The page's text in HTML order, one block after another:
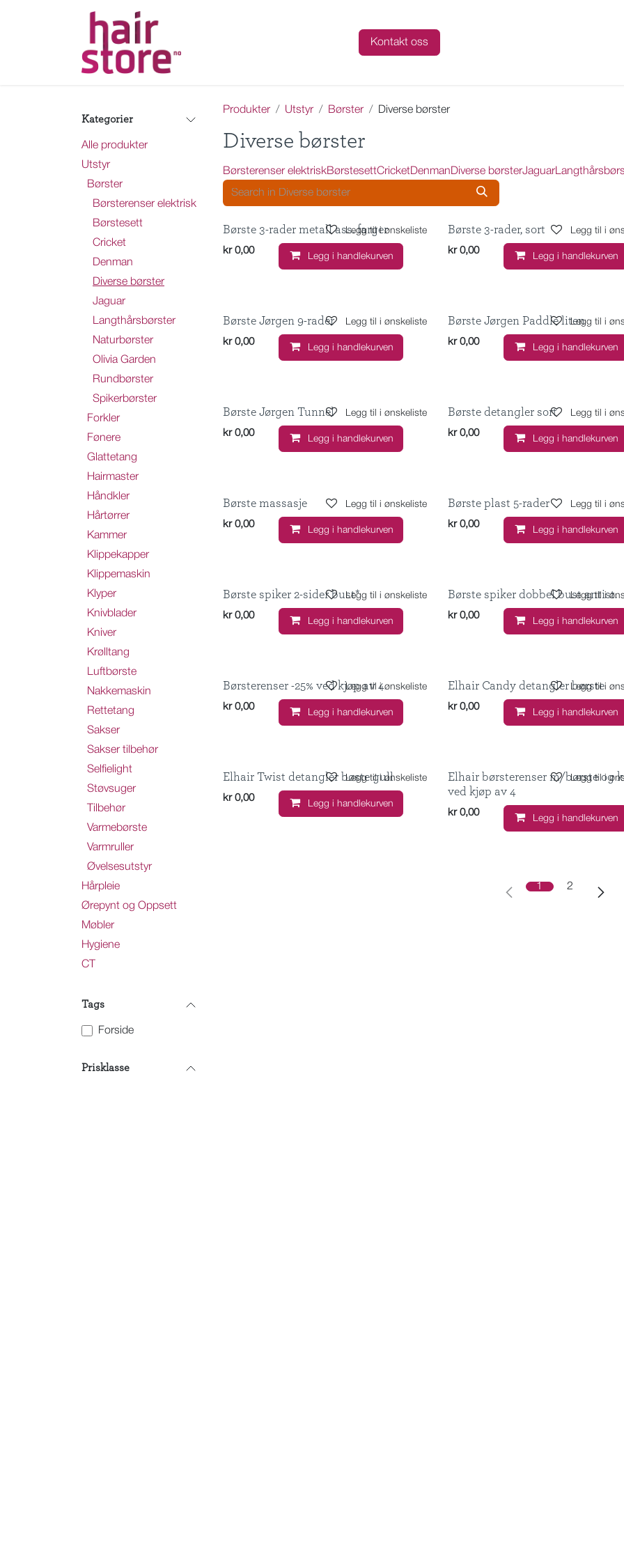
Kontakt oss
Kategorier
Alle produkter
Utstyr
Børster
Børsterenser elektrisk
Børstesett
Cricket
Denman
Diverse børster
Jaguar
Langthårsbørster
Naturbørster
Olivia Garden
Rundbørster
Spikerbørster
Forkler
Fønere
Glattetang
Hairmaster
Håndkler
Hårtørrer
Kammer
Klippekapper
Klippemaskin
Klyper
Knivblader
Kniver
Krølltang
Luftbørste
Nakkemaskin
Rettetang
Sakser
Sakser tilbehør
Selfielight
Støvsuger
Tilbehør
Varmebørste
Varmruller
Øvelsesutstyr
Hårpleie
Ørepynt og Oppsett
Møbler
Hygiene
CT
Tags
Forside
Prisklasse
Produkter Utstyr Børster Diverse børster
Diverse børster
Børsterenser elektriskBørstesettCricketDenman Diverse børsterJaguar
Børste 3-rader metall ass. farger
kr 0,00
Legg i handlekurven
Legg til i ønskeliste Børste 3-rader, sort
kr 0,00
Legg i handlekurven
Legg til i
Børste Jørgen 9-rader
kr 0,00
Legg i handlekurven
Legg til i ønskeliste Børste Jørgen Paddle liten
kr 0,00
Legg i handlekurven
Legg til i
Børste Jørgen Tunnel
kr 0,00
Legg i handlekurven
Legg til i ønskeliste Børste detangler sort
kr 0,00
Legg i handlekurven
Legg til i
Børste massasje
kr 0,00
Legg i handlekurven
Legg til i ønskeliste Børste plast 5-rader
kr 0,00
Legg i handlekurven
Legg til i
Børste spiker 2-sider bust*
kr 0,00
Legg i handlekurven
Legg til i ønskeliste Børste spiker dobbel bust antist.
kr 0,00
Legg i handlekurven
Legg til i
Børsterenser -25% ved kjøp av 4
kr 0,00
Legg i handlekurven
Legg til i ønskeliste Elhair Candy detangler børste
kr 0,00
Legg i handlekurven
Legg til i
Elhair Twist detangler bøste gull
kr 0,00
Legg i handlekurven
Legg til i ønskeliste
Elhair børsterenser m/børste og
ved kjøp av 4
kr 0,00
Legg i handlekurven
Legg til i
1 2